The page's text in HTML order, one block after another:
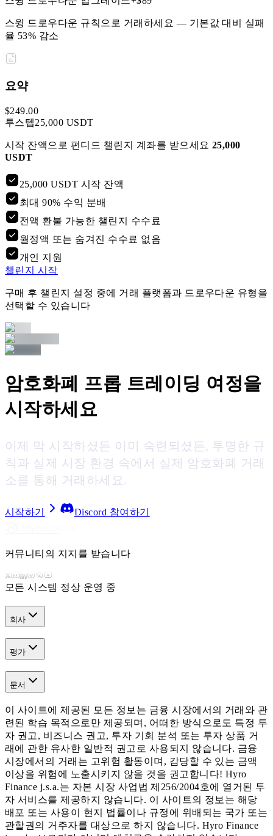
스윙 드로우다운 규칙으로 거래하세요 — 기본값 대비 실패
율 53% 감소
요약
$249.00
투스텝25,000 USDT
시작 잔액으로 펀디드 챌린지 계좌를 받으세요 25,000
USDT
25,000 USDT 시작 잔액
최대 90% 수익 분배
전액 환불 가능한 챌린지 수수료
월정액 또는 숨겨진 수수료 없음
개인 지원
챌린지 시작
구매 후 챌린지 설정 중에 거래 플랫폼과 드로우다운 유형을
선택할 수 있습니다
암호화폐 프롭 트레이딩 여정을
시작하세요
이제 막 시작하셨든 이미 숙련되셨든, 투명한 규
칙과 실제 시장 환경 속에서 실제 암호화폐 거래
소를 통해 거래하세요.
시작하기 Discord 참여하기
커뮤니티의 지지를 받습니다
모든 시스템 정상 운영 중
회사
평가
문서
이 사이트에 제공된 모든 정보는 금융 시장에서의 거래와 관
련된 학습 목적으로만 제공되며, 어떠한 방식으로도 특정 투
자 권고, 비즈니스 권고, 투자 기회 분석 또는 투자 상품 거
래에 관한 유사한 일반적 권고로 사용되지 않습니다. 금융
시장에서의 거래는 고위험 활동이며, 감당할 수 있는 금액
이상을 위험에 노출시키지 않을 것을 권고합니다! Hyro
Finance j.s.a.는 자본 시장 사업법 제256/2004호에 열거된 투
자 서비스를 제공하지 않습니다. 이 사이트의 정보는 해당
배포 또는 사용이 현지 법률이나 규정에 위배되는 국가 또는
관할권의 거주자를 대상으로 하지 않습니다. Hyro Finance